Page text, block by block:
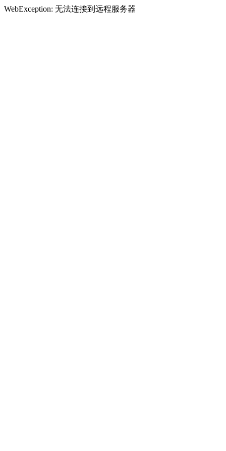
WebException: 无法连接到远程服务器